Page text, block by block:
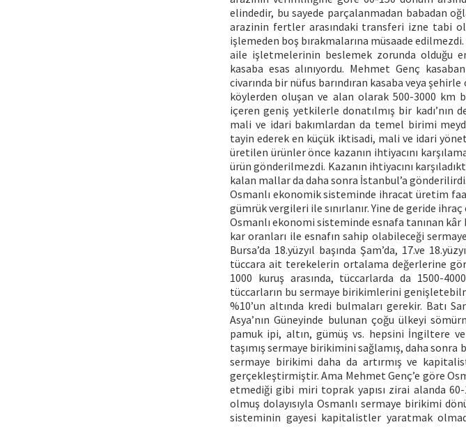
elindedir, bu sayede parçalanmadan babadan
arazinin fertler arasındaki transferi izne tabi
işlemeden boş bırakmalarına müsaade
aile işletmelerinin beslemek zorunda olduğu
kasaba esas alınıyordu. Mehmet Genç
civarında bir nüfus barındıran kasaba veya şehirle
köylerden oluşan ve alan olarak 500-3000 km
içeren geniş yetkilerle donatılmış bir kadı’nın
mali ve idari bakımlardan da temel birimi
tayin ederek en küçük iktisadi, mali ve idari
üretilen ürünler önce kazanın ihtiyacını
ürün gönderilmezdi. Kazanın ihtiyacını
kalan mallar da daha sonra İstanbul’a gönderilirdi.
Osmanlı ekonomik sisteminde ihracat üretim
gümrük vergileri ile sınırlanır. Yine de geride
Osmanlı ekonomi sisteminde esnafa tanınan kâr
kar oranları ile esnafın sahip olabileceği
Bursa’da 18.yüzyıl başında Şam’da, 17.ve
tüccara ait terekelerin ortalama değerlerine
1000 kuruş arasında, tüccarlarda da 1500-
tüccarların bu sermaye birikimlerini
%10’un altında kredi bulmaları gerekir. Batı
Asya’nın Güneyinde bulunan çoğu ülkeyi
pamuk ipi, altın, gümüş vs. hepsini İngiltere
taşımış sermaye birikimini sağlamış, daha
sermaye birikimi daha da artırmış ve
gerçekleştirmiştir. Ama Mehmet Genç’e göre
etmediği gibi miri toprak yapısı zirai alanda
olmuş dolayısıyla Osmanlı sermaye birikimi
sisteminin gayesi kapitalistler yaratmak